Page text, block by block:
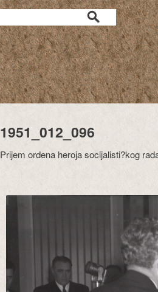
1951_012_096
Prijem ordena heroja socijalisti?kog